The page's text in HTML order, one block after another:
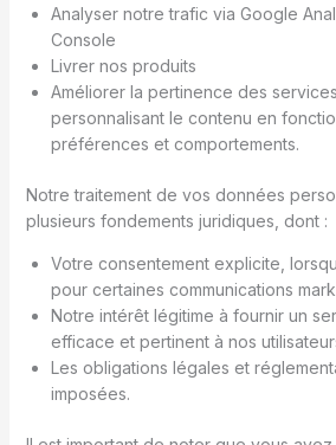
Analyser notre trafic via Google
Console
Livrer nos produits
Améliorer la pertinence des
personnalisant le contenu en
préférences et comportements.
Notre traitement de vos données
plusieurs fondements juridiques, dont :
Votre consentement explicite,
pour certaines communications
Notre intérêt légitime à fournir un
efficace et pertinent à nos
Les obligations légales et
imposées.